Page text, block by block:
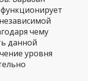
чему
данной
уровня